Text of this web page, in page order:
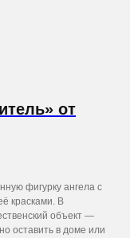
от
фигурку ангела с
красками. В
объект —
оставить в доме или